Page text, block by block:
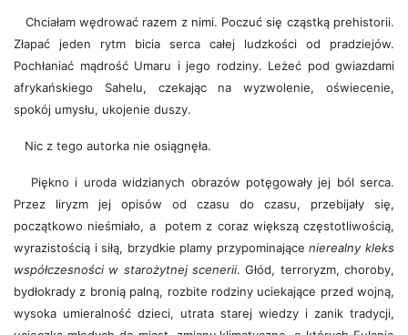
Chciałam wędrować razem z nimi. Poczuć się cząstką prehistorii.
Złapać jeden rytm bicia serca całej ludzkości od pradziejów.
Pochłaniać mądrość Umaru i jego rodziny. Leżeć pod gwiazdami
afrykańskiego Sahelu, czekając na wyzwolenie, oświecenie,
spokój umysłu, ukojenie duszy.
Nic z tego autorka nie osiągnęła.
Piękno i uroda widzianych obrazów potęgowały jej ból serca.
Przez liryzm jej opisów od czasu do czasu, przebijały się,
początkowo nieśmiało, a potem z coraz większą częstotliwością,
wyrazistością i siłą, brzydkie plamy przypominającenierealny kleks
współczesności w starożytnej scenerii. Głód, terroryzm, choroby,
bydłokrady z bronią palną, rozbite rodziny uciekające przed wojną,
wysoka umieralność dzieci, utrata starej wiedzy i zanik tradycji,